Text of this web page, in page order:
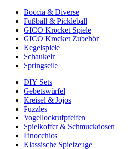
Boccia & Diverse
Fußball & Pickleball
GICO Krocket Spiele
GICO Krocket Zubehör
Kegelspiele
Schaukeln
Springseile
DIY Sets
Gebetswürfel
Kreisel & Jojos
Puzzles
Vogellockrufpfeifen
Spielkoffer & Schmuckdosen
Pinocchios
Klassische Spielzeuge